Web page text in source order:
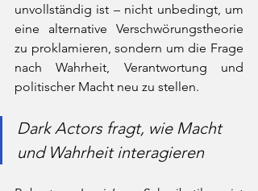
unvollständig ist – nicht unbedingt, um
eine alternative Verschwörungstheorie
zu proklamieren, sondern um die Frage
nach Wahrheit, Verantwortung und
politischer Macht neu zu stellen.
Dark Actors fragt, wie Macht
und Wahrheit interagieren